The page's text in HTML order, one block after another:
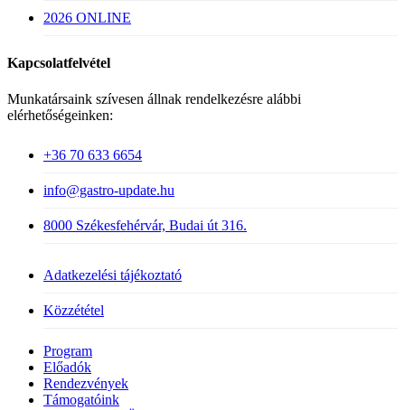
2026 ONLINE
Kapcsolatfelvétel
Munkatársaink szívesen állnak rendelkezésre alábbi
elérhetőségeinken:
+36 70 633 6654
info@gastro-update.hu
8000 Székesfehérvár, Budai út 316.
Adatkezelési tájékoztató
Közzététel
Close
Menu
Program
Előadók
Rendezvények
Támogatóink